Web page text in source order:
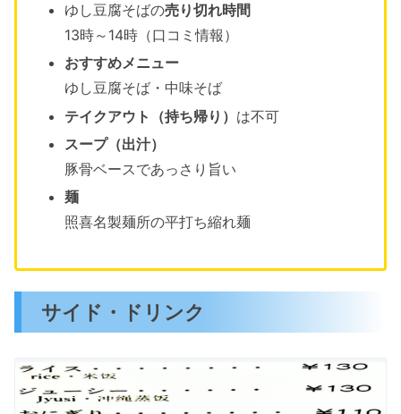
ゆし豆腐そばの売り切れ時間
13時～14時（口コミ情報）
おすすめメニュー
ゆし豆腐そば・中味そば
テイクアウト（持ち帰り） は不可
スープ（出汁）
豚骨ベースであっさり旨い
麺
照喜名製麺所の平打ち縮れ麺
サイド・ドリンク